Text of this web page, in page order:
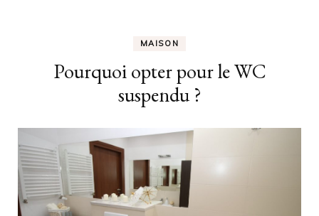
MAISON
Pourquoi opter pour le WC
suspendu ?